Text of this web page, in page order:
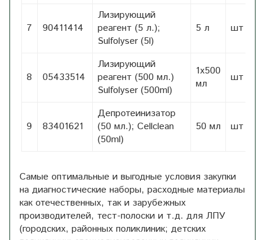
7 90411414
Лизирующий
реагент (5 л.);
Sulfolyser (5l)
5 л шт
8 05433514
Лизирующий
реагент (500 мл.)
Sulfolyser (500ml)
1х500
мл
шт
9 83401621
Депротеинизатор
(50 мл.); Cellclean
(50ml)
50 мл шт
Самые оптимальные и выгодные условия закупки
на диагностические наборы, расходные материалы
как отечественных, так и зарубежных
производителей, тест-полоски и т.д. для ЛПУ
(городских, районных поликлиник; детских